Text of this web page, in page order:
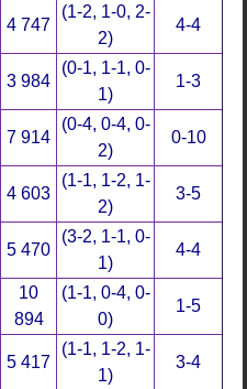
4 747
(1-2, 1-0, 2-
2)
4-4
3 984
(0-1, 1-1, 0-
1)
1-3
7 914
(0-4, 0-4, 0-
2)
0-10
4 603
(1-1, 1-2, 1-
2)
3-5
5 470
(3-2, 1-1, 0-
1)
4-4
10
894
(1-1, 0-4, 0-
0)
1-5
5 417
(1-1, 1-2, 1-
1)
3-4